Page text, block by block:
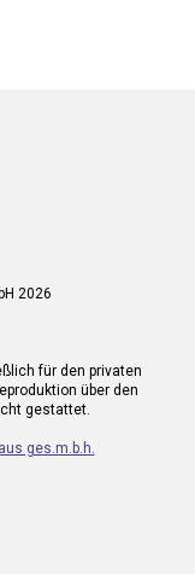
2026
für den privaten
über den
gestattet.
ges.m.b.h.